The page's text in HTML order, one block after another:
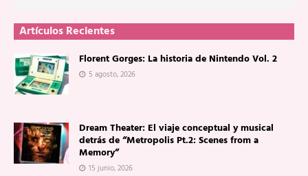
Artículos Recientes
Florent Gorges: La historia de Nintendo Vol. 2
5 agosto, 2026
Dream Theater: El viaje conceptual y musical
detrás de “Metropolis Pt.2: Scenes from a
Memory”
15 junio, 2026